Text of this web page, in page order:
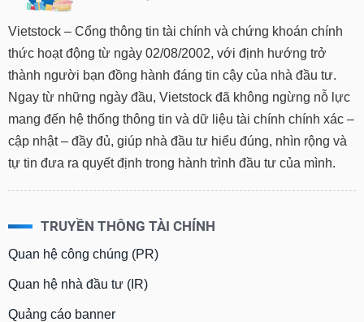
Vietstock – Cổng thông tin tài chính và chứng khoán chính
thức hoạt động từ ngày 02/08/2002, với định hướng trở
thành người bạn đồng hành đáng tin cậy của nhà đầu tư.
Ngay từ những ngày đầu, Vietstock đã không ngừng nỗ lực
mang đến hệ thống thông tin và dữ liệu tài chính chính xác –
cập nhật – đầy đủ, giúp nhà đầu tư hiểu đúng, nhìn rộng và
tự tin đưa ra quyết định trong hành trình đầu tư của mình.
TRUYỀN THÔNG TÀI CHÍNH
Quan hệ công chúng (PR)
Quan hệ nhà đầu tư (IR)
Quảng cáo banner